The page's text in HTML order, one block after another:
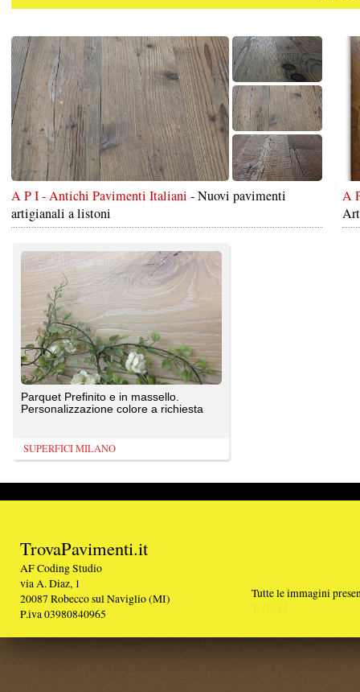
A P I - Antichi Pavimenti Italiani - Nuovi pavimenti
artigianali a listoni
A P I - Antichi
Artigianali
Parquet Prefinito e in massello.
Personalizzazione colore a richiesta
SUPERFICI MILANO
TrovaPavimenti.it
AF Coding Studio
via A. Diaz, 1
20087 Robecco sul Naviglio (MI)
P.iva 03980840965
Tutte le immagini presenti sul portale sono
T: 0,984